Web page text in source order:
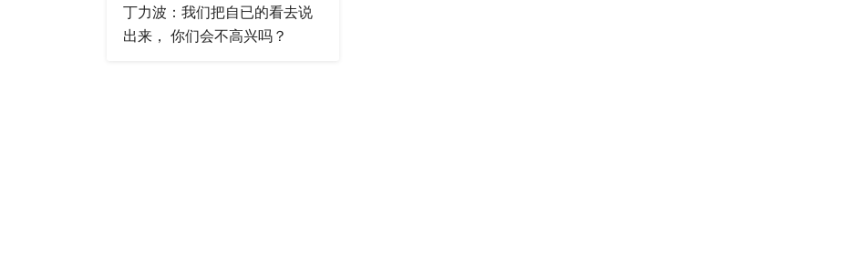
丁力波：我们把自已的看去说
出来， 你们会不高兴吗？